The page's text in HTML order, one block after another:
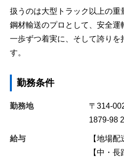
扱うのは大型トラック以上の重
鋼材輸送のプロとして、安全運
一歩ずつ着実に、そして誇りを
す。
勤務条件
勤務地 〒314-
1879-98
給与
【地場
【中・